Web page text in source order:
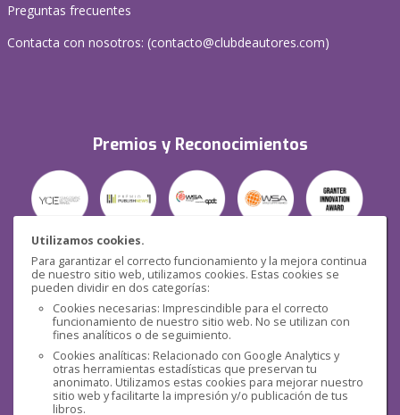
Utilizamos cookies.
Para garantizar el correcto funcionamiento y la mejora continua
de nuestro sitio web, utilizamos cookies. Estas cookies se
pueden dividir en dos categorías:
Cookies necesarias: Imprescindible para el correcto
funcionamiento de nuestro sitio web. No se utilizan con
fines analíticos o de seguimiento.
Cookies analíticas: Relacionado con Google Analytics y
otras herramientas estadísticas que preservan tu
anonimato. Utilizamos estas cookies para mejorar nuestro
sitio web y facilitarte la impresión y/o publicación de tus
libros.
Preguntas frecuentes
Contacta con nosotros: (contacto@clubdeautores.com)
Premios y Reconocimientos
Seguridad
Redes sociales